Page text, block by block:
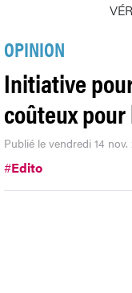
OPINION
Initiative
coûteux
Publié le vendredi 14 nov.
#Edito